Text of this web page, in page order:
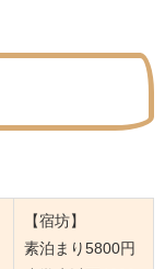
【宿坊】
素泊まり5800円